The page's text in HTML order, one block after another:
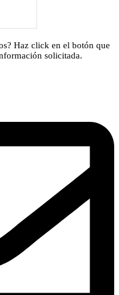
Haz click en el botón que
solicitada.